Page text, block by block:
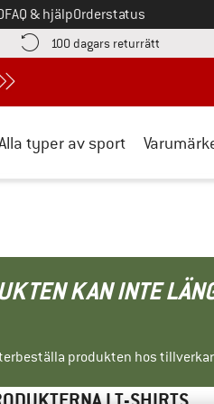
FAQ & hjälpOrderstatus
Öppnas i en inforuta
100 dagars returrätt Gå till
typer av sport
KAN INTE
produkten hos